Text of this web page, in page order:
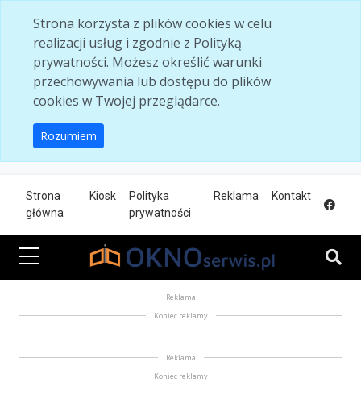
Strona korzysta z plików cookies w celu
realizacji usług i zgodnie z Polityką
prywatności. Możesz określić warunki
przechowywania lub dostępu do plików
cookies w Twojej przeglądarce.
Rozumiem
Strona
główna
Kiosk
Polityka
prywatności
Reklama Kontakt
Reklama
Koniec reklamy
Reklama
Koniec reklamy